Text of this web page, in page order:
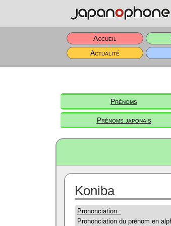
Accueil
Actualité
Prénoms
Prénoms japonais
Koniba
Prononciation :
Prononciation du prénom en